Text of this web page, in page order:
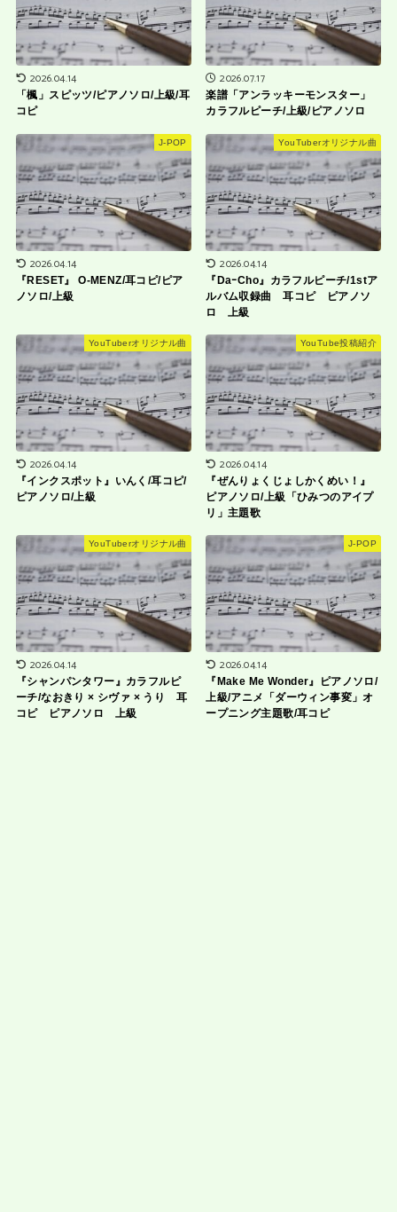
2026.04.14
「楓」スピッツ/ピアノソロ/上級/耳
コピ
2026.07.17
楽譜「アンラッキーモンスター」
カラフルピーチ/上級/ピアノソロ
J-POP
2026.04.14
『RESET』 O-MENZ/耳コピ/ピア
ノソロ/上級
YouTuberオリジナル曲
2026.04.14
『DaｰCho』カラフルピーチ/1stア
ルバム収録曲 耳コピ ピアノソ
ロ 上級
YouTuberオリジナル曲
2026.04.14
『インクスポット』いんく/耳コピ/
ピアノソロ/上級
YouTube投稿紹介
2026.04.14
『ぜんりょくじょしかくめい！』
ピアノソロ/上級「ひみつのアイプ
リ」主題歌
YouTuberオリジナル曲
2026.04.14
『シャンパンタワー』カラフルピ
ーチ/なおきり × シヴァ × うり 耳
コピ ピアノソロ 上級
J-POP
2026.04.14
『Make Me Wonder』ピアノソロ/
上級/アニメ「ダーウィン事変」オ
ープニング主題歌/耳コピ